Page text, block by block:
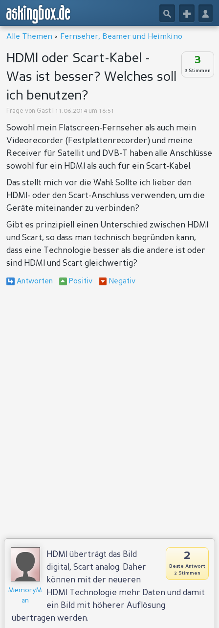
askingbox.de 👤
+
🔎
Alle Themen > Fernseher, Beamer und Heimkino
3
3 Stimmen
HDMI oder Scart-Kabel -
Was ist besser? Welches soll
ich benutzen?
Frage von Gast | 11.06.2014 um 16:51
Sowohl mein Flatscreen-Fernseher als auch mein
Videorecorder (Festplattenrecorder) und meine
Receiver für Satellit und DVB-T haben alle Anschlüsse
sowohl für ein HDMI als auch für ein Scart-Kabel.
Das stellt mich vor die Wahl: Sollte ich lieber den
HDMI- oder den Scart-Anschluss verwenden, um die
Geräte miteinander zu verbinden?
Gibt es prinzipiell einen Unterschied zwischen HDMI
und Scart, so dass man technisch begründen kann,
dass eine Technologie besser als die andere ist oder
sind HDMI und Scart gleichwertig?
MemoryM
an
2
Beste Antwort
2 Stimmen
HDMI überträgt das Bild
digital, Scart analog. Daher
können mit der neueren
HDMI Technologie mehr Daten und damit
ein Bild mit höherer Auflösung
übertragen werden.